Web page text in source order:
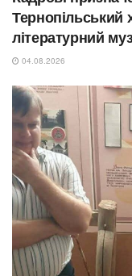
Тернопільський
літературний
04.08.2026